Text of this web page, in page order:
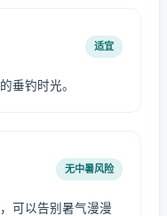
适宜
垂钓时光。
无中暑风险
可以告别暑气漫漫